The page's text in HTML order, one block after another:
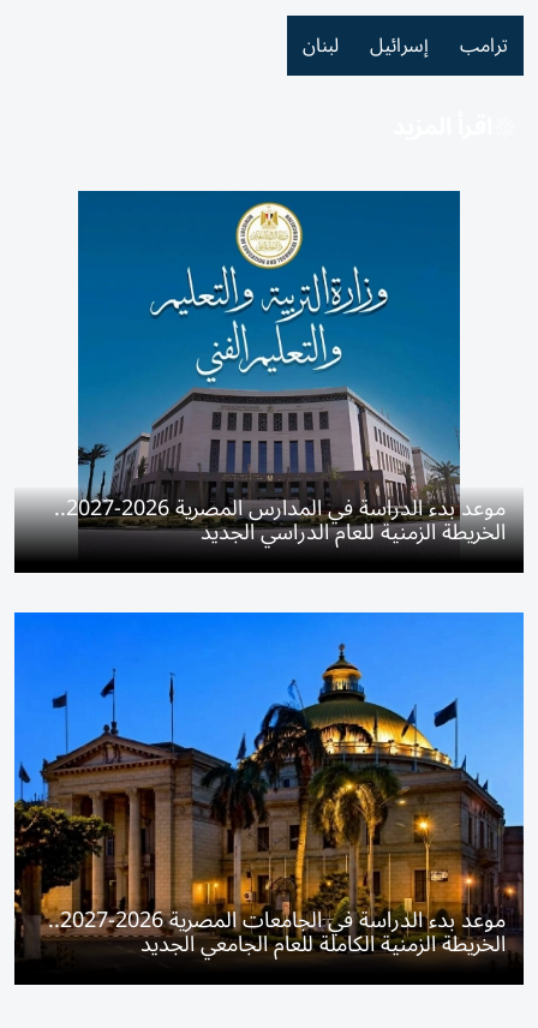
ترامب إسرائيل لبنان
موعد بدء الدراسة في المدارس المصرية 2026-2027..
الخريطة الزمنية للعام الدراسي الجديد
موعد بدء الدراسة في الجامعات المصرية 2026-2027..
الخريطة الزمنية الكاملة للعام الجامعي الجديد